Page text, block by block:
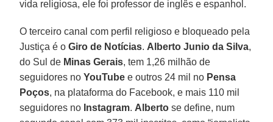
vida religiosa, ele foi professor de inglês e espanhol.
O terceiro canal com perfil religioso e bloqueado pela
Justiça é oGiro de Notícias. Alberto Junio da Silva,
do Sul de Minas Gerais, tem 1,26 milhão de
seguidores noYouTube e outros 24 mil no Pensa
Poços, na plataforma do Facebook, e mais 110 mil
seguidores no Instagram. Alberto se define, num